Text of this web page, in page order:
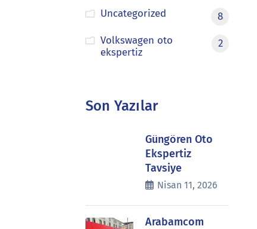
Uncategorized
8
Volkswagen oto
ekspertiz
2
Son Yazılar
Güngören Oto
Ekspertiz
Tavsiye
Nisan 11, 2026
Arabamcom